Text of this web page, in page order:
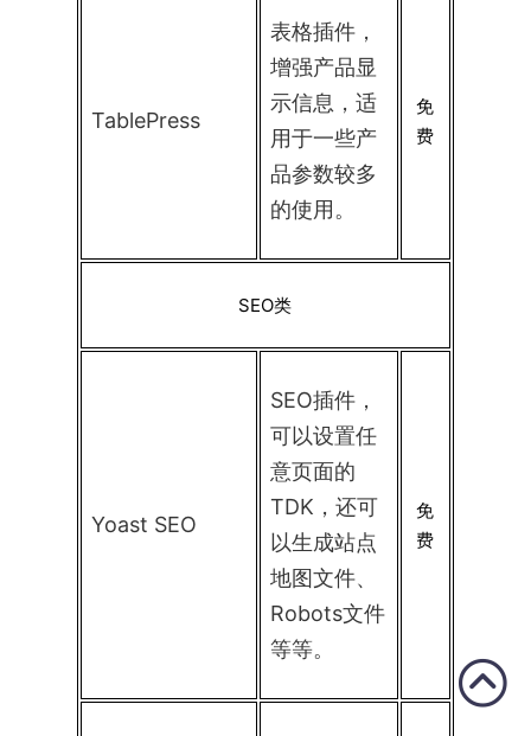
TablePress
表格插件，
增强产品显
示信息，适
用于一些产
品参数较多
的使用。
免
费
SEO类
Yoast SEO
SEO插件，
可以设置任
意页面的
TDK，还可
以生成站点
地图文件、
Robots文件
等等。
免
费